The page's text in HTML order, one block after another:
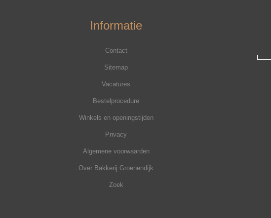
Informatie
Contact
Sitemap
Vacatures
Bestelprocedure
Winkels en openingstijden
Privacy
Algemene voorwaarden
Over Bakkerij Groenendijk
Zoek